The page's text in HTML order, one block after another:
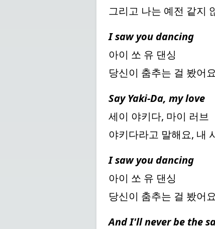
그리고 나는 예전 같지
I saw you dancing
아이 쏘 유 댄싱
당신이 춤추는 걸 봤어
Say Yaki-Da, my love
세이 야키다, 마이 러브
야키다라고 말해요, 내
I saw you dancing
아이 쏘 유 댄싱
당신이 춤추는 걸 봤어
And I'll never be the